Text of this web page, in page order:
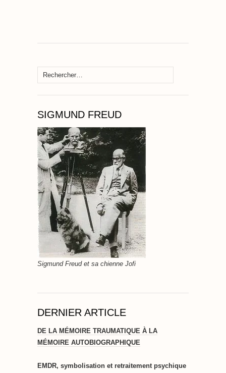
Rechercher :
SIGMUND FREUD
Sigmund Freud et sa chienne Jofi
DERNIER ARTICLE
DE LA MÉMOIRE TRAUMATIQUE À LA
MÉMOIRE AUTOBIOGRAPHIQUE
EMDR, symbolisation et retraitement psychique